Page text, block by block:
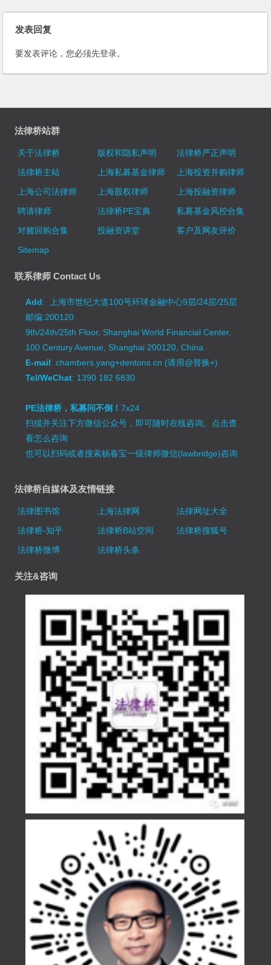
意见稿）
发表回复
要发表评论，您必须先登录。
法律桥站群
关于法律桥 版权和隐私声明
法律桥严正声明
法律桥主站
上海私募基金律师
上海投资并购律师
上海公司法律师
上海股权律师
上海投融资律师
聘请律师
法律桥PE宝典
私募基金风控合集
对赌回购合集
投融资讲堂
客户及网友评价
Sitemap
联系律师 Contact Us
Add: 上海市世纪大道100号环球金融中心9层/24层/25层
邮编:200120
9th/24th/25th Floor, Shanghai World Financial Center,
100 Century Avenue, Shanghai 200120, China
E-mail: chambers.yang+dentons.cn (请用@替换+)
Tel/WeChat: 1390 182 6830
PE法律桥，私募问不倒！7x24
扫描并关注下方微信公众号，即可随时在线咨询。 点击查
看怎么咨询
也可以扫码或者搜索杨春宝一级律师微信(lawbridge)咨询
法律桥自媒体及友情链接
法律图书馆 上海法律网
法律网址大全
法律桥-知乎
法律桥B站空间
法律桥搜狐号
法律桥微博
法律桥头条
关注&咨询